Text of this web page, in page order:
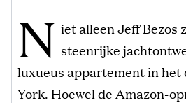
N iet alleen Jeff Bezos
steenrijke
luxueus appartement in het
York. Hoewel de Amazon-